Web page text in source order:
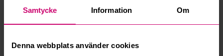
Samtycke Information Om
Denna webbplats använder cookies
Hur fungerar budmotorn?